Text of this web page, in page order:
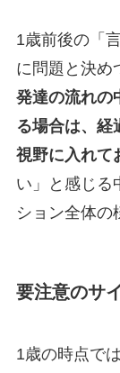
1歳前後の「
に問題と決め
発達の流れの
る場合は、経
視野に入れて
い」と感じる
ション全体の
要注意のサ
1歳の時点で